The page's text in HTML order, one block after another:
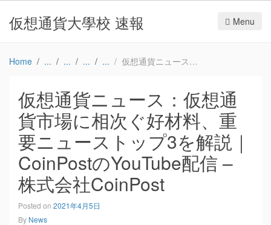
仮想通貨大學校 速報 Menu
Home 仮想通貨ニュース：仮想通貨市場に相次ぐ好材料、重要ニューストップ3を解説｜CoinPostのYouTube配信 – 株式会社CoinPost
仮想通貨ニュース：仮想通
貨市場に相次ぐ好材料、重
要ニューストップ3を解説｜
CoinPostのYouTube配信 –
株式会社CoinPost
Posted on 2021年4月5日
By News